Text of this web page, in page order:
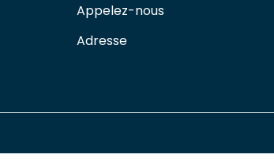
Appelez-nous
Adresse